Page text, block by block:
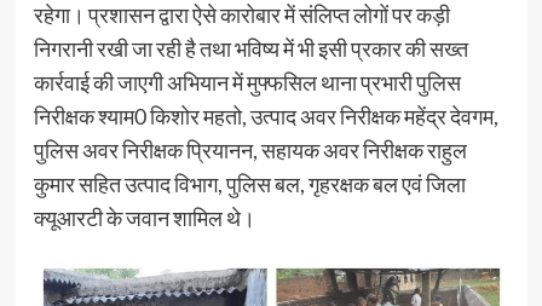
रहेगा। प्रशासन द्वारा ऐसे कारोबार में संलिप्त लोगों पर कड़ी
निगरानी रखी जा रही है तथा भविष्य में भी इसी प्रकार की सख्त
कार्रवाई की जाएगी अभियान में मुफ्फसिल थाना प्रभारी पुलिस
निरीक्षक श्याम0 किशोर महतो, उत्पाद अवर निरीक्षक महेंद्र देवगम,
पुलिस अवर निरीक्षक प्रियानन, सहायक अवर निरीक्षक राहुल
कुमार सहित उत्पाद विभाग, पुलिस बल, गृहरक्षक बल एवं जिला
क्यूआरटी के जवान शामिल थे।